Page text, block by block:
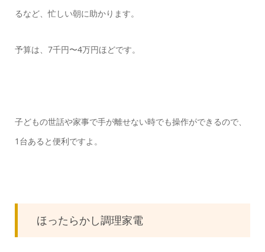
るなど、忙しい朝に助かります。
予算は、7千円〜4万円ほどです。
子どもの世話や家事で手が離せない時でも操作ができるので、
1台あると便利ですよ。
ほったらかし調理家電